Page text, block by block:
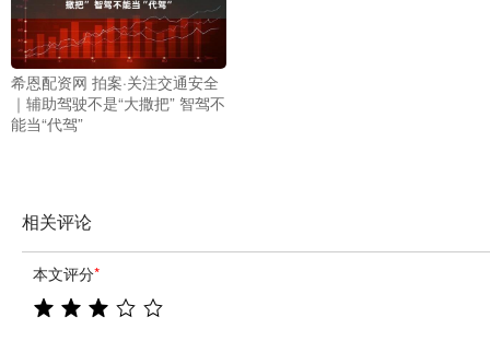
希恩配资网 拍案·关注交通安全
｜辅助驾驶不是“大撒把” 智驾不
能当“代驾”
相关评论
本文评分*